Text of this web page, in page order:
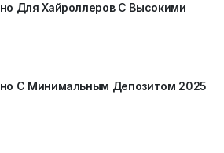
Для Хайроллеров С Высокими
С Минимальным Депозитом 2025